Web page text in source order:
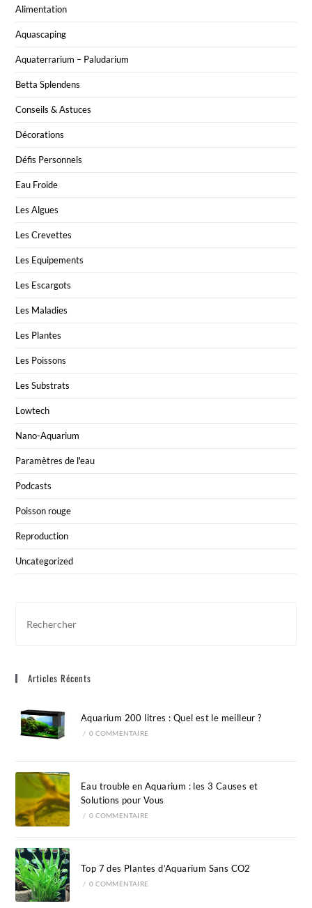
Alimentation
Aquascaping
Aquaterrarium – Paludarium
Betta Splendens
Conseils & Astuces
Décorations
Défis Personnels
Eau Froide
Les Algues
Les Crevettes
Les Equipements
Les Escargots
Les Maladies
Les Plantes
Les Poissons
Les Substrats
Lowtech
Nano-Aquarium
Paramètres de l'eau
Podcasts
Poisson rouge
Reproduction
Uncategorized
Articles Récents
Aquarium 200 litres : Quel est le meilleur ?
/ 0 COMMENTAIRE
Eau trouble en Aquarium : les 3 Causes et
Solutions pour Vous
/ 0 COMMENTAIRE
Top 7 des Plantes d’Aquarium Sans CO2
/ 0 COMMENTAIRE